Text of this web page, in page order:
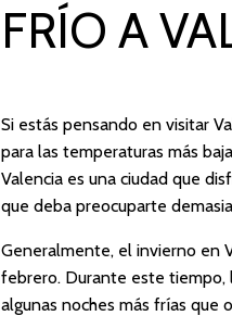
FRÍO A
Si estás pensando en visitar
para las temperaturas más
Valencia es una ciudad que
que deba preocuparte
Generalmente, el invierno en
febrero. Durante este tiempo,
algunas noches más frías que